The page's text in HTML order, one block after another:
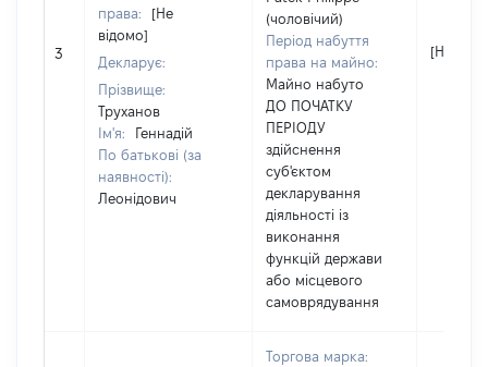
3
права:
[Не
відомо]
Декларує:
Прізвище:
Труханов
Ім'я:
Геннадій
По батькові (за
наявності):
Леонідович
(чоловічий)
Період набуття
права на майно:
Майно набуто
ДО ПОЧАТКУ
ПЕРІОДУ
здійснення
суб'єктом
декларування
діяльності із
виконання
функцій держави
або місцевого
самоврядування
[Не
Торгова марка: